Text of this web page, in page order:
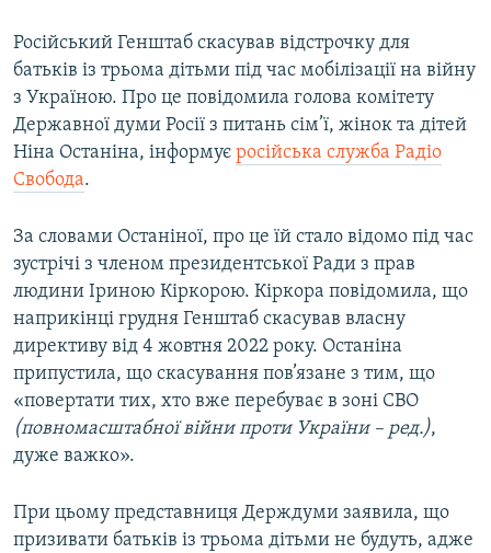
Усі сайти RFE/RL
Російський Генштаб скасував відстрочку для
батьків із трьома дітьми під час мобілізації на війну
з Україною. Про це повідомила голова комітету
Державної думи Росії з питань сім’ї, жінок та дітей
Ніна Останіна, інформує російська служба Радіо
Свобода.
За словами Останіної, про це їй стало відомо під час
зустрічі з членом президентської Ради з прав
людини Іриною Кіркорою. Кіркора повідомила, що
наприкінці грудня Генштаб скасував власну
директиву від 4 жовтня 2022 року. Останіна
припустила, що скасування пов’язане з тим, що
«повертати тих, хто вже перебуває в зоні СВО
(повномасштабної війни проти України – ред.),
дуже важко».
При цьому представниця Держдуми заявила, що
призивати батьків із трьома дітьми не будуть, адже